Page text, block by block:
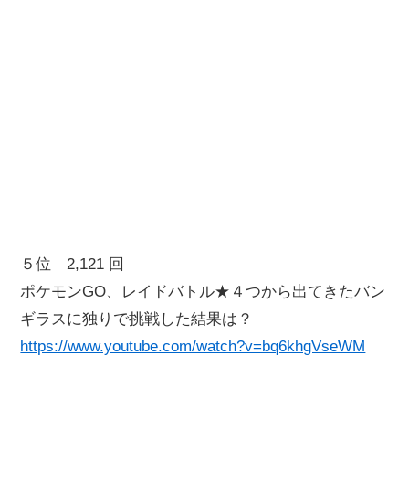
５位 2,121 回
ポケモンGO、レイドバトル★４つから出てきたバン
ギラスに独りで挑戦した結果は？
https://www.youtube.com/watch?v=bq6khgVseWM